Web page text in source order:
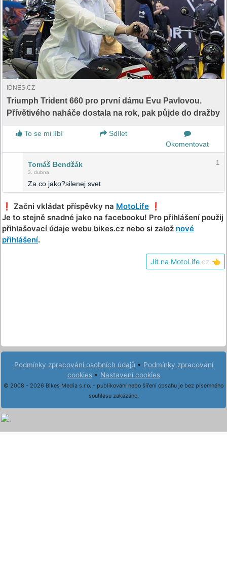
IDNES.CZ
Triumph Trident 660 pro první dámu Evu Pavlovou.
Přívětivého naháče dostala na rok, pak půjde do dražby
To se mi líbí
Sdílet
Okomentovat
Tomáš Bendžák
3. dubna
1
Za co jako?silenej svet
❗️ Začni vkládat příspěvky na MotoLife ❗️
Je to stejně snadné jako na facebooku! Pro přihlášení použij
přihlašovací údaje webu bikes.cz nebo si založ nové
přihlášení.
Jít na MotoLife .cz 👈
Podmínky zpracování osobních údajů • Podmínky zpracování
cookies• Nastavení cookies
© 2008 - 2026 Bikes Media s.r.o. - publikování nebo šíření obsahu je bez písemného
souhlasu zakázáno.